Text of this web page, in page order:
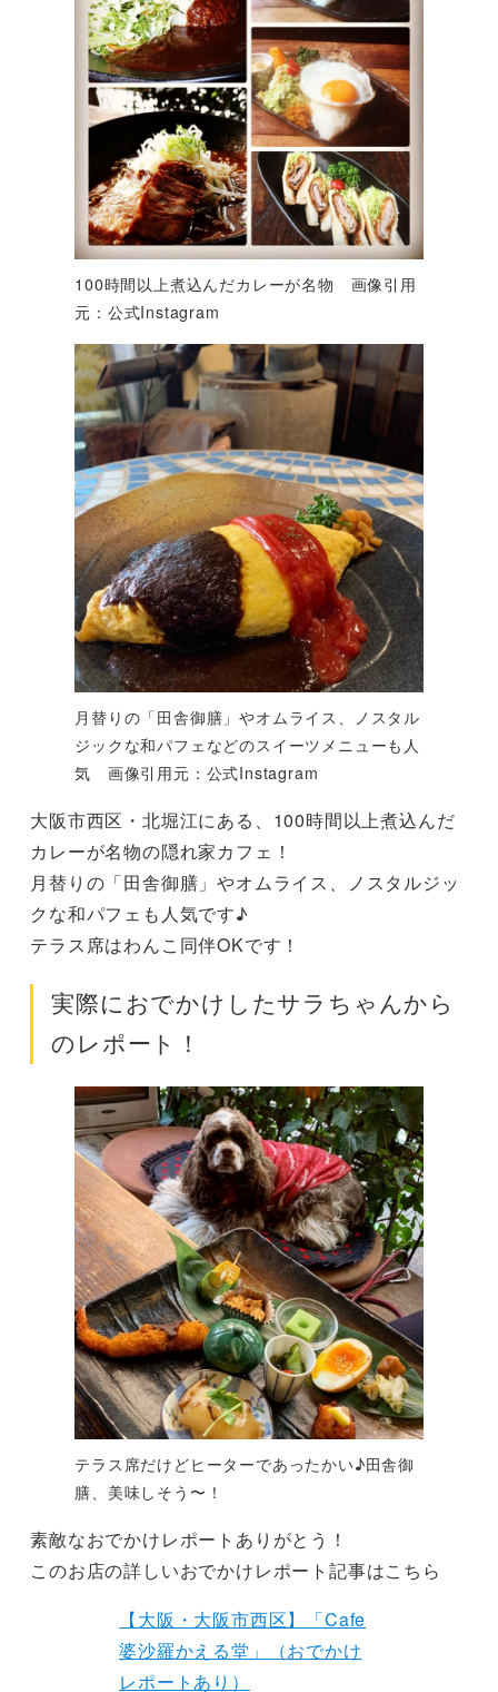
100時間以上煮込んだカレーが名物 画像引用
元：公式Instagram
月替りの「田舎御膳」やオムライス、ノスタル
ジックな和パフェなどのスイーツメニューも人
気 画像引用元：公式Instagram
大阪市西区・北堀江にある、100時間以上煮込んだ
カレーが名物の隠れ家カフェ！
月替りの「田舎御膳」やオムライス、ノスタルジッ
クな和パフェも人気です♪
テラス席はわんこ同伴OKです！
実際におでかけしたサラちゃんから
のレポート！
テラス席だけどヒーターであったかい♪田舎御
膳、美味しそう〜！
素敵なおでかけレポートありがとう！
このお店の詳しいおでかけレポート記事はこちら
【大阪・大阪市西区】「Cafe
婆沙羅かえる堂」（おでかけ
レポートあり）